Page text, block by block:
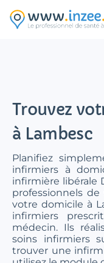
Trouvez
à Lambesc
Planifiez
infirmiers à
infirmière libérale
professionnels
votre domicile à
infirmiers
médecin. Ils
soins infirmiers
trouver une